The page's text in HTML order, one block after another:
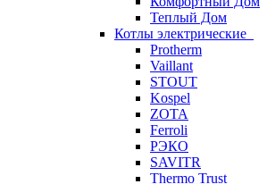
Теплый Дом
Котлы электрические
Protherm
Vaillant
STOUT
Kospel
ZOTA
Ferroli
РЭКО
SAVITR
Thermo Trust